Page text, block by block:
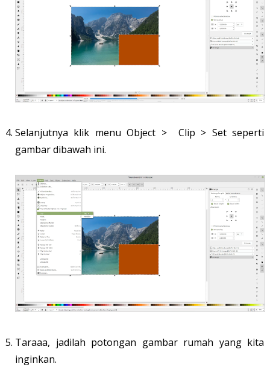
Selanjutnya klik menu Object > Clip > Set seperti
gambar dibawah ini.
Taraaa, jadilah potongan gambar rumah yang kita
inginkan.